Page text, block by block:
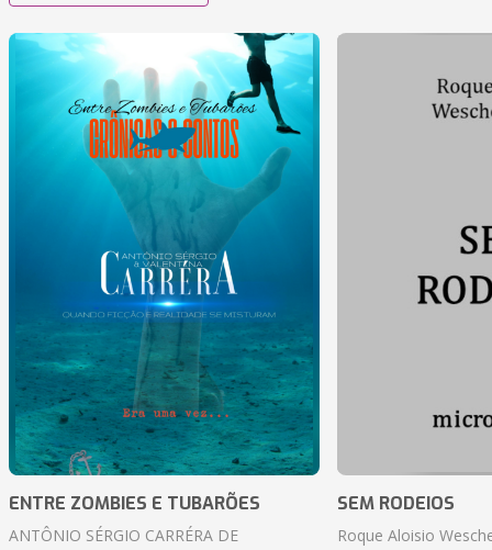
ENTRE ZOMBIES E TUBARÕES
ANTÔNIO SÉRGIO CARRÉRA DE
SEM RODEIOS
Roque Aloisio